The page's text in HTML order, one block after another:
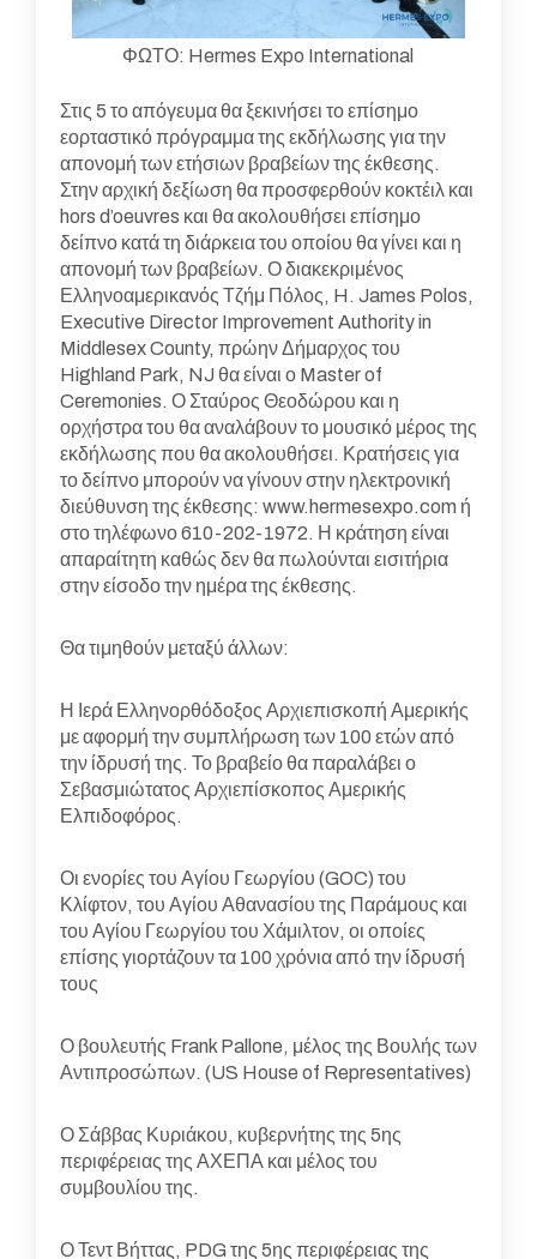
ΦΩΤΟ: Hermes Expo International
Στις 5 το απόγευμα θα ξεκινήσει το επίσημο
εορταστικό πρόγραμμα της εκδήλωσης για την
απονομή των ετήσιων βραβείων της έκθεσης.
Στην αρχική δεξίωση θα προσφερθούν κοκτέιλ και
hors d’oeuvres και θα ακολουθήσει επίσημο
δείπνο κατά τη διάρκεια του οποίου θα γίνει και η
απονομή των βραβείων. Ο διακεκριμένος
Ελληνοαμερικανός Τζήμ Πόλος, H. James Polos,
Executive Director Improvement Authority in
Middlesex County, πρώην Δήμαρχος του
Highland Park, NJ θα είναι ο Master of
Ceremonies. Ο Σταύρος Θεοδώρου και η
ορχήστρα του θα αναλάβουν το μουσικό μέρος της
εκδήλωσης που θα ακολουθήσει. Κρατήσεις για
το δείπνο μπορούν να γίνουν στην ηλεκτρονική
διεύθυνση της έκθεσης: www.hermesexpo.com ή
στο τηλέφωνο 610-202-1972. Η κράτηση είναι
απαραίτητη καθώς δεν θα πωλούνται εισιτήρια
στην είσοδο την ημέρα της έκθεσης.
Θα τιμηθούν μεταξύ άλλων:
Η Ιερά Ελληνορθόδοξος Αρχιεπισκοπή Αμερικής
με αφορμή την συμπλήρωση των 100 ετών από
την ίδρυσή της. Το βραβείο θα παραλάβει ο
Σεβασμιώτατος Αρχιεπίσκοπος Αμερικής
Ελπιδοφόρος.
Οι ενορίες του Αγίου Γεωργίου (GOC) του
Κλίφτον, του Αγίου Αθανασίου της Παράμους και
του Αγίου Γεωργίου του Χάμιλτον, οι οποίες
επίσης γιορτάζουν τα 100 χρόνια από την ίδρυσή
τους
Ο βουλευτής Frank Pallone, μέλος της Βουλής των
Αντιπροσώπων. (US House of Representatives)
Ο Σάββας Κυριάκου, κυβερνήτης της 5ης
περιφέρειας της ΑΧΕΠΑ και μέλος του
συμβουλίου της.
Ο Τεντ Βήττας, PDG της 5ης περιφέρειας της